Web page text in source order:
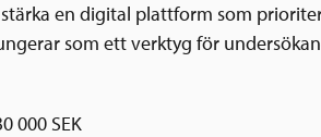
en digital plattform som
som ett verktyg för
000 SEK